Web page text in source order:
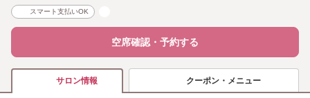
スマート支払いOK
空席確認・予約する
サロン情報 クーポン・メニュー